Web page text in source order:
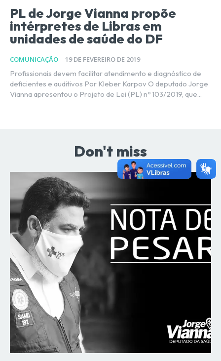
PL de Jorge Vianna propõe
intérpretes de Libras em
unidades de saúde do DF
COMUNICAÇÃO - 19 DE FEVEREIRO DE 2019
Profissionais devem facilitar atendimento e diagnóstico de
deficientes e auditivos Por Kleber Karpov O deputado Jorge
Vianna apresentou o Projeto de Lei (PL) nº 103/2019, que...
Don't miss